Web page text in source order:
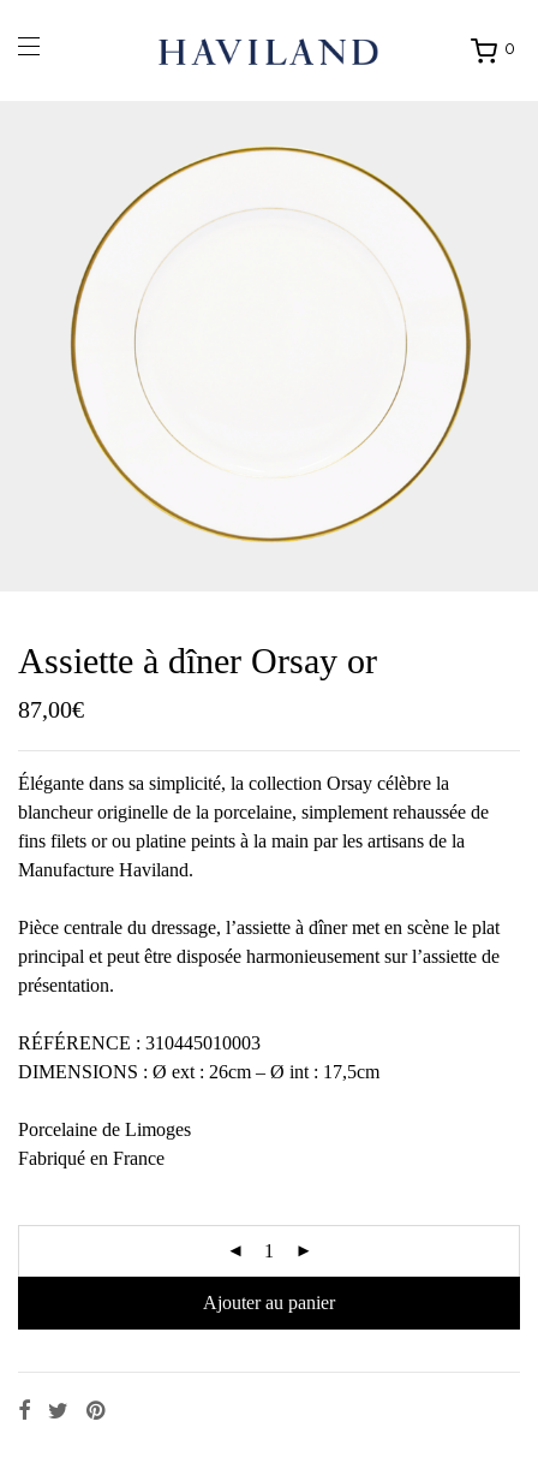
0
Ouvrir
Assiette à dîner Orsay or
87,00€
Élégante dans sa simplicité, la collection Orsay célèbre la
blancheur originelle de la porcelaine, simplement rehaussée de
fins filets or ou platine peints à la main par les artisans de la
Manufacture Haviland.
Pièce centrale du dressage, l’assiette à dîner met en scène le plat
principal et peut être disposée harmonieusement sur l’assiette de
présentation.
RÉFÉRENCE : 310445010003
DIMENSIONS : Ø ext : 26cm – Ø int : 17,5cm
Porcelaine de Limoges
Fabriqué en France
Ajouter au panier